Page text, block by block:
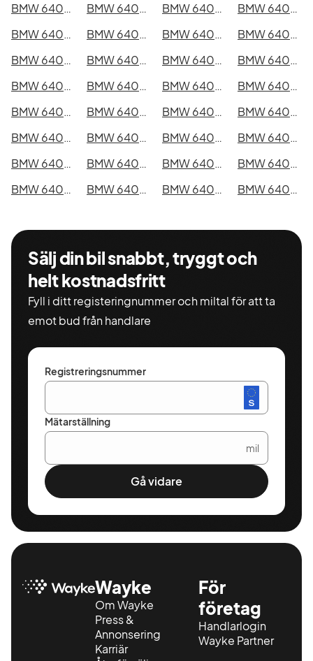
BMW 640d xDrive Gran Coupé i Uppsala
BMW 640d xDrive Gran Coupé i Västerås BMW 640d xDrive Gran Coupé i Halmstad
BMW 640d xDrive Gran Coupé i Växjö
BMW 640d xDrive Gran Coupé i Eskilstuna
BMW 640d xDrive Gran Coupé i Kalmar BMW 640d xDrive Gran Coupé i Karlskrona
BMW 640d xDrive Gran Coupé i Karlstad
BMW 640d xDrive Gran Coupé i Kristianstad
BMW 640d xDrive Gran Coupé i Sundsvall BMW 640d xDrive Gran Coupé i Umeå
BMW 640d xDrive Gran Coupé i Varberg
BMW 640d xDrive Gran Coupé i Borås
BMW 640d xDrive Gran Coupé i Falkenberg BMW 640d xDrive Gran Coupé i Gävle
BMW 640d xDrive Gran Coupé i Luleå
BMW 640d xDrive Gran Coupé i Lund
BMW 640d xDrive Gran Coupé i Mönsterås BMW 640d xDrive Gran Coupé i Uddevalla
BMW 640d xDrive Gran Coupé i Västervik
BMW 640d xDrive Gran Coupé i Ystad
BMW 640d xDrive Gran Coupé i Östersund BMW 640d xDrive Gran Coupé i Borlänge
BMW 640d xDrive Gran Coupé i Kiruna
BMW 640d xDrive Gran Coupé i Nyköping
BMW 640d xDrive Gran Coupé i Oskarshamn BMW 640d xDrive Gran Coupé i Sigtuna
BMW 640d xDrive Gran Coupé i Skellefteå
BMW 640d xDrive Gran Coupé i Skövde
BMW 640d xDrive Gran Coupé i Trollhättan BMW 640d xDrive Gran Coupé i Alingsås BMW 640d xDrive Gran Coupé i Båstad
Sälj din bil snabbt, tryggt och
helt kostnadsfritt
Fyll i ditt registeringnummer och miltal för att ta
emot bud från handlare
Registreringsnummer
Mätarställning
mil
Gå vidare
Wayke
Om Wayke
Press &
Annonsering
Karriär
För
företag
Handlarlogin
Wayke Partner